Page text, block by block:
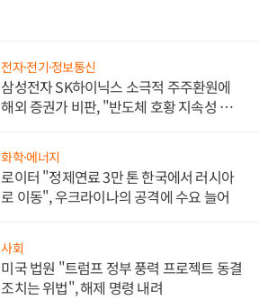
전자·전기·정보통신
삼성전자 SK하이닉스 소극적 주주환원에
해외 증권가 비판, "반도체 호황 지속성 의
화학·에너지
로이터 "정제연료 3만 톤 한국에서 러시아
로 이동", 우크라이나의 공격에 수요 늘어
사회
미국 법원 "트럼프 정부 풍력 프로젝트 동결
조치는 위법", 해제 명령 내려